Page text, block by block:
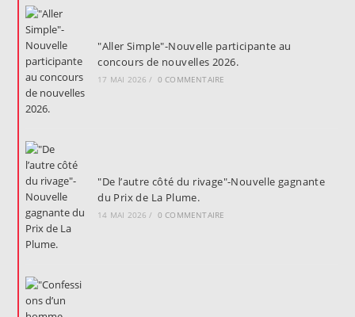
"Aller Simple"-Nouvelle participante au
concours de nouvelles 2026.
17 MAI 2026 / 0 COMMENTAIRE
"De l’autre côté du rivage"-Nouvelle gagnante
du Prix de La Plume.
14 MAI 2026 / 0 COMMENTAIRE